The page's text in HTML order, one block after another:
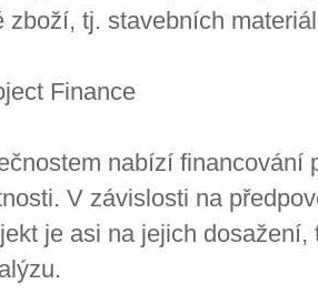
zboží, tj. stavebních
Finance
nabízí financování
V závislosti na
je asi na jejich